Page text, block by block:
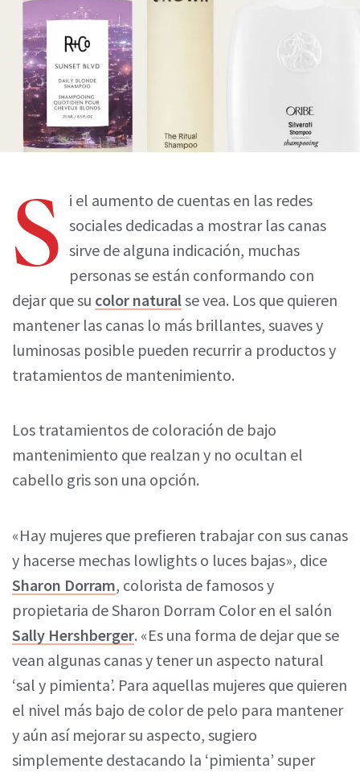
S i el aumento de cuentas en las redes
sociales dedicadas a mostrar las canas
sirve de alguna indicación, muchas
personas se están conformando con
dejar que su color naturalse vea. Los que quieren
mantener las canas lo más brillantes, suaves y
luminosas posible pueden recurrir a productos y
tratamientos de mantenimiento.
Los tratamientos de coloración de bajo
mantenimiento que realzan y no ocultan el
cabello gris son una opción.
«Hay mujeres que prefieren trabajar con sus canas
y hacerse mechas lowlights o luces bajas», dice
Sharon Dorram, colorista de famosos y
propietaria de Sharon Dorram Color en el salón
Sally Hershberger. «Es una forma de dejar que se
vean algunas canas y tener un aspecto natural
‘sal y pimienta’. Para aquellas mujeres que quieren
el nivel más bajo de color de pelo para mantener
y aún así mejorar su aspecto, sugiero
simplemente destacando la ‘pimienta’ super